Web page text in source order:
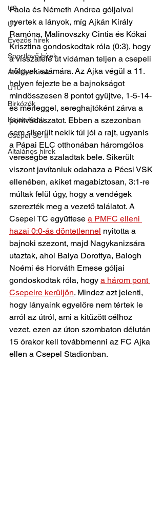
U9
U7
Evezős hírek
Sportlövő hírek
Atlétika hírek
U10
Birkózók
Kajak-Kenu
Csepel SC II
Általános hírek
Paola és Németh Andrea góljaival
nyertek a lányok, míg Ajkán Király
Ramóna, Malinovszky Cintia és Kókai
Krisztina gondoskodtak róla (0:3), hogy
a visszafelé út vidáman teljen a csepeli
hölgyek számára. Az Ajka végül a 11.
helyen fejezte be a bajnokságot
mindösszesen 8 pontot gyűjtve, 1-5-14-
es mérleggel, sereghajtóként zárva a
pontvadászatot. Ebben a szezonban
sem sikerült nekik túl jól a rajt, ugyanis
a Pápai ELC otthonában háromgólos
vereségbe szaladtak bele. Sikerült
viszont javítaniuk odahaza a Pécsi VSK
ellenében, akiket magabiztosan, 3:1-re
múltak felül úgy, hogy a vendégek
szerezték meg a vezető találatot. A
Csepel TC együttese a PMFC elleni
hazai 0:0-ás döntetlennel nyitotta a
bajnoki szezont, majd Nagykanizsára
utaztak, ahol Balya Dorottya, Balogh
Noémi és Horváth Emese góljai
gondoskodtak róla, hogy a három pont
Csepelre kerüljön. Mindez azt jelenti,
hogy lányaink egyelőre nem tértek le
arról az útról, ami a kitűzött célhoz
vezet, ezen az úton szombaton délután
15 órakor kell továbbmenni az FC Ajka
ellen a Csepel Stadionban.